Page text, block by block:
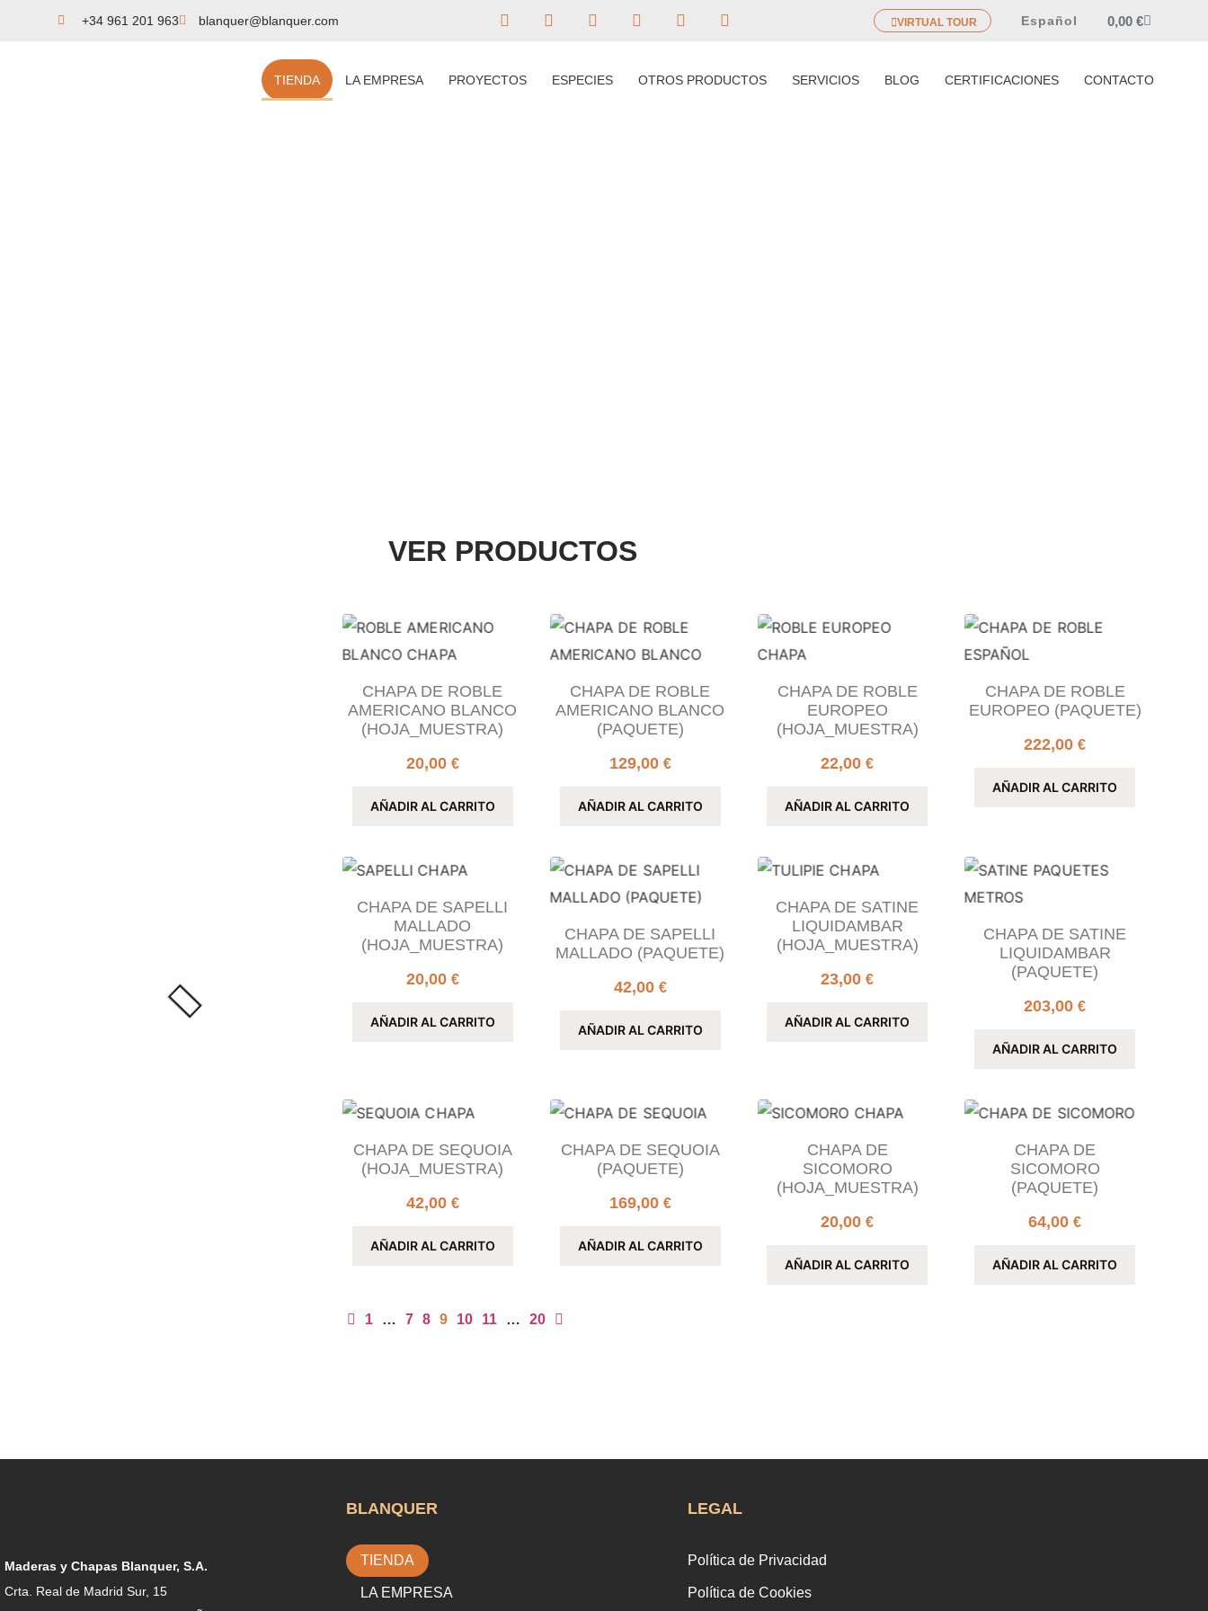
+34 961 201 963 blanquer@blanquer.com VIRTUAL TOUR Español 0,00€
TIENDA LA EMPRESA PROYECTOS ESPECIES OTROS PRODUCTOS SERVICIOS BLOG CERTIFICACIONES CONTACTO
VER PRODUCTOS
CHAPA DE ROBLE
AMERICANO BLANCO
(HOJA_MUESTRA)
20,00 €
AÑADIR AL CARRITO
CHAPA DE ROBLE
AMERICANO BLANCO
(PAQUETE)
129,00 €
AÑADIR AL CARRITO
CHAPA DE ROBLE
EUROPEO
(HOJA_MUESTRA)
22,00€
AÑADIR AL CARRITO
CHAPA DE ROBLE
EUROPEO (PAQUETE)
222,00€
AÑADIR AL CARRITO
CHAPA DE SAPELLI
MALLADO
(HOJA_MUESTRA)
20,00 €
AÑADIR AL CARRITO
CHAPA DE SAPELLI
MALLADO (PAQUETE)
42,00 €
AÑADIR AL CARRITO
CHAPA DE SATINE
LIQUIDAMBAR
(HOJA_MUESTRA)
23,00€
AÑADIR AL CARRITO
CHAPA DE SATINE
LIQUIDAMBAR
(PAQUETE)
203,00€
AÑADIR AL CARRITO
CHAPA DE SEQUOIA
(HOJA_MUESTRA)
42,00 €
AÑADIR AL CARRITO
CHAPA DE SEQUOIA
(PAQUETE)
169,00 €
AÑADIR AL CARRITO
CHAPA DE
SICOMORO
(HOJA_MUESTRA)
20,00€
AÑADIR AL CARRITO
CHAPA DE
SICOMORO
(PAQUETE)
64,00€
AÑADIR AL CARRITO
1 … 7 8 9 10 11 … 20
Maderas y Chapas Blanquer, S.A.
Crta. Real de Madrid Sur, 15
BLANQUER
TIENDA
LA EMPRESA
LEGAL
Política de Privacidad
Política de Cookies